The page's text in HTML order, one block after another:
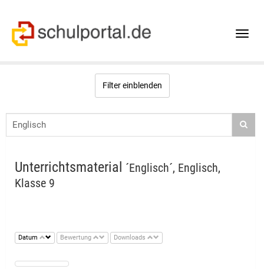
Toggle
Filter einblenden
Unterrichtsmaterial ´Englisch´, Englisch,
Klasse 9
Datum Bewertung Downloads